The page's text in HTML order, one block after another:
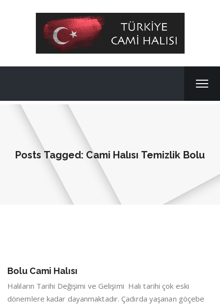
Posts Tagged: Cami Halısı Temizlik Bolu
Bolu Cami Halısı
Halıların Tarihi Değişimi ve Gelişimi Halı tarihi çok eski
dönemlere kadar dayanmaktadır. Çadırda yaşanan göçebe